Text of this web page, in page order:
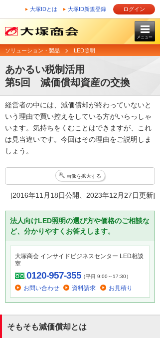
大塚IDとは 大塚ID新規登録 ログイン
メニュー
ソリューション・製品 LED照明
あかるい税制活用
第5回 減価償却資産の交換
経営者の中には、減価償却が終わっていないと
いう理由で買い控えをしている方がいらっしゃ
います。気持ちをくむことはできますが、これ
は見当違いです。今回はその理由をご説明しま
しょう。
画像を拡大する
[2016年11月18日公開、2023年12月27日更新]
法人向けLED照明の選び方や価格のご相談な
ど、分かりやすくお答えします。
大塚商会 インサイドビジネスセンター LED相談
室
0120-957-355（平日 9:00～17:30）
お問い合わせ 資料請求 お見積り
そもそも減価償却とは